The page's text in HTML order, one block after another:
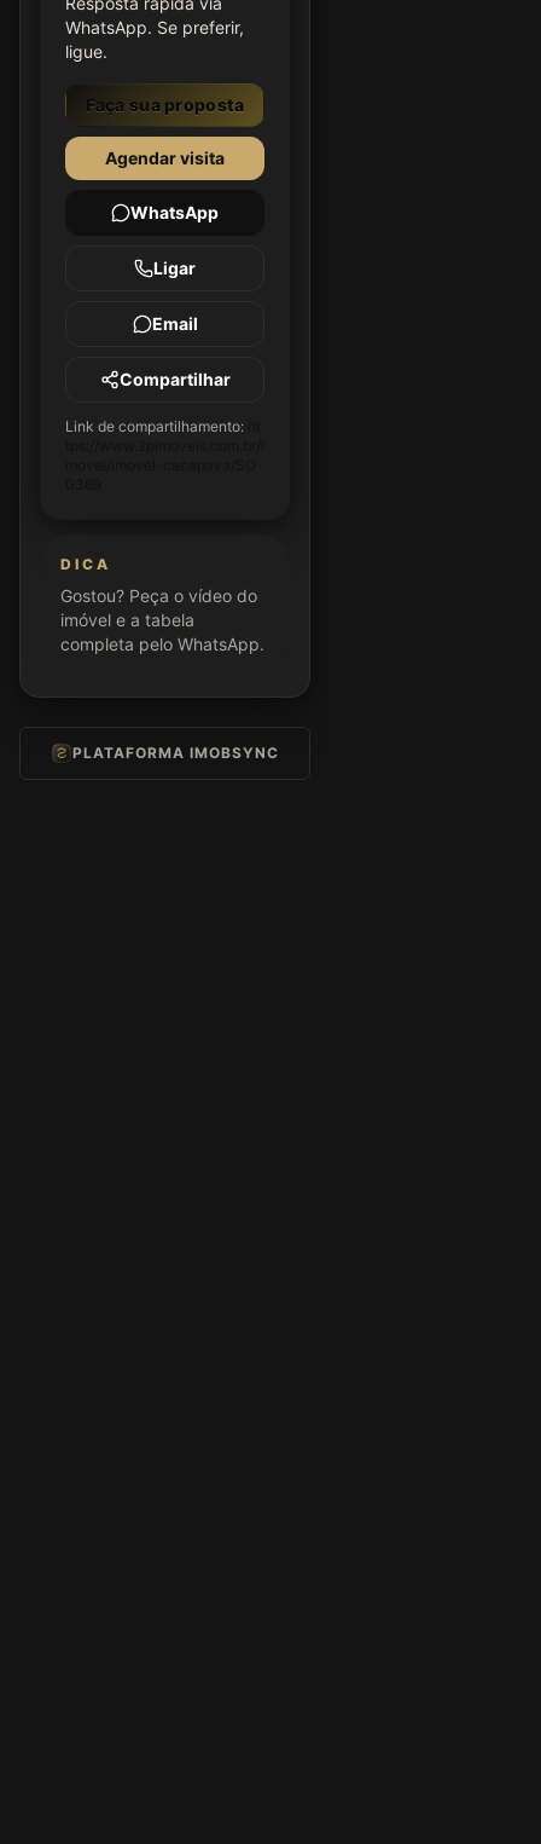
WhatsApp. Se preferir,
ligue.
Faça sua proposta
Agendar visita
WhatsApp
Ligar
Email
Compartilhar
Link de compartilhamento:
DICA
Gostou? Peça o vídeo do
imóvel e a tabela
completa pelo WhatsApp.
PLATAFORMA IMOBSYNC